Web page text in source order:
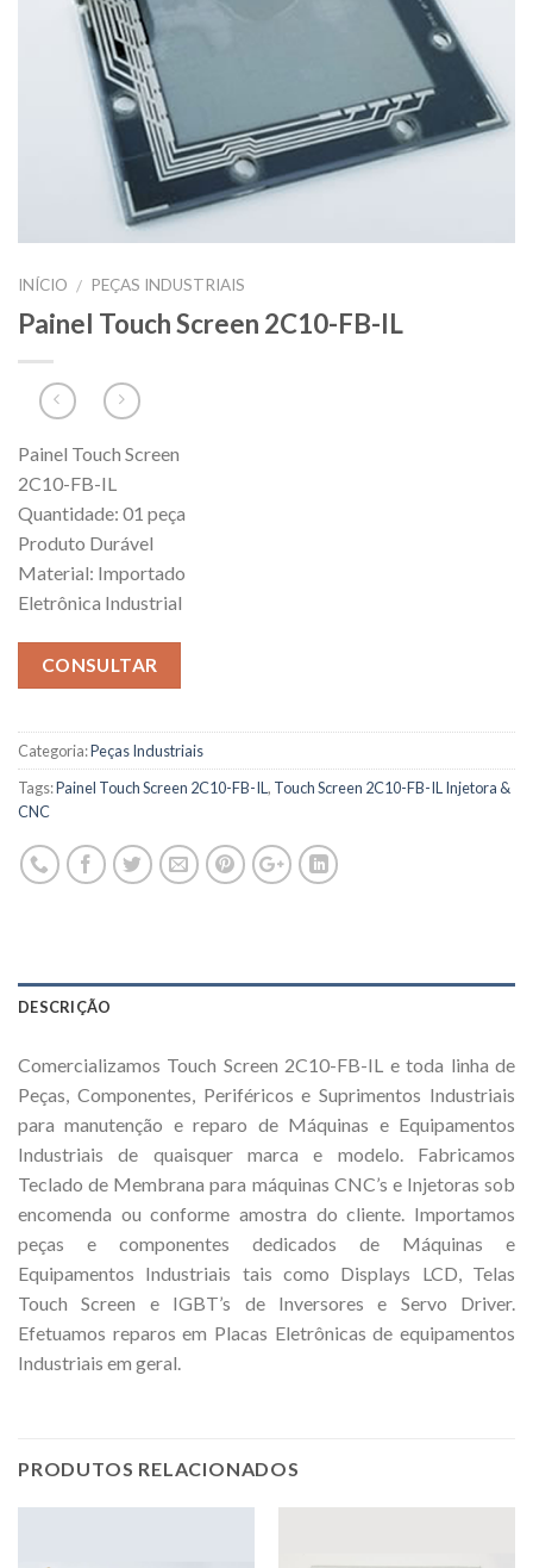
INÍCIO / PEÇAS INDUSTRIAIS
Painel Touch Screen 2C10-FB-IL
Painel Touch Screen
2C10-FB-IL
Quantidade: 01 peça
Produto Durável
Material: Importado
Eletrônica Industrial
CONSULTAR
Categoria:Peças Industriais
Tags:Painel Touch Screen 2C10-FB-IL, Touch Screen 2C10-FB-IL Injetora &
CNC
DESCRIÇÃO
Comercializamos Touch Screen 2C10-FB-IL e toda linha de
Peças, Componentes, Periféricos e Suprimentos Industriais
para manutenção e reparo de Máquinas e Equipamentos
Industriais de quaisquer marca e modelo. Fabricamos
Teclado de Membrana para máquinas CNC’s e Injetoras sob
encomenda ou conforme amostra do cliente. Importamos
peças e componentes dedicados de Máquinas e
Equipamentos Industriais tais como Displays LCD, Telas
Touch Screen e IGBT’s de Inversores e Servo Driver.
Efetuamos reparos em Placas Eletrônicas de equipamentos
Industriais em geral.
PRODUTOS RELACIONADOS